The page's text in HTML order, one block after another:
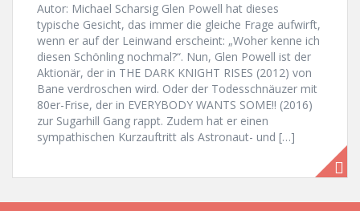
Autor: Michael Scharsig Glen Powell hat dieses
typische Gesicht, das immer die gleiche Frage aufwirft,
wenn er auf der Leinwand erscheint: „Woher kenne ich
diesen Schönling nochmal?“. Nun, Glen Powell ist der
Aktionär, der in THE DARK KNIGHT RISES (2012) von
Bane verdroschen wird. Oder der Todesschnäuzer mit
80er-Frise, der in EVERYBODY WANTS SOME!! (2016)
zur Sugarhill Gang rappt. Zudem hat er einen
sympathischen Kurzauftritt als Astronaut- und […]